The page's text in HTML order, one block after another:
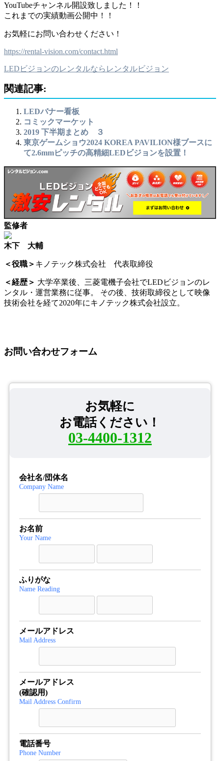
YouTubeチャンネル開設致しました！！
これまでの実績動画公開中！！
お気軽にお問い合わせください！
https://rental-vision.com/contact.html
LEDビジョンのレンタルならレンタルビジョン
関連記事:
LEDバナー看板
コミックマーケット
2019 下半期まとめ ３
東京ゲームショウ2024 KOREA PAVILION様ブースに
て2.6mmピッチの高精細LEDビジョンを設置！
監修者
木下 大輔
＜役職＞ キノテック株式会社 代表取締役
＜経歴＞ 大学卒業後、三菱電機子会社でLEDビジョンのレ
ンタル・運営業務に従事。 その後、技術取締役として映像
技術会社を経て2020年にキノテック株式会社設立。
お問い合わせフォーム
お気軽に
お電話ください！
03-4400-1312
会社名/団体名
Company Name
お名前
Your Name
ふりがな
Name Reading
メールアドレス
Mail Address
メールアドレス
(確認用)
Mail Address Confirm
電話番号
Phone Number